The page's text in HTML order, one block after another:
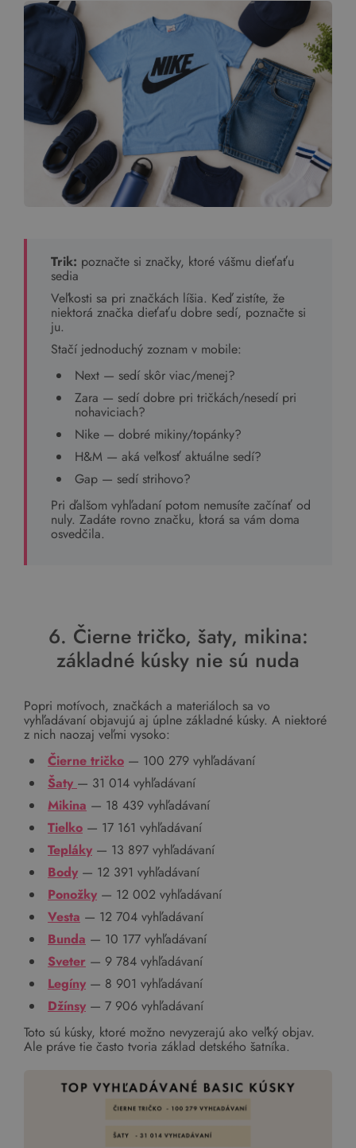
Trik: poznačte si značky, ktoré vášmu dieťaťu
sedia
Veľkosti sa pri značkách líšia. Keď zistíte, že
niektorá značka dieťaťu dobre sedí, poznačte si
ju.
Stačí jednoduchý zoznam v mobile:
Next — sedí skôr viac/menej?
Zara — sedí dobre pri tričkách/nesedí pri
nohaviciach?
Nike — dobré mikiny/topánky?
H&M — aká veľkosť aktuálne sedí?
Gap — sedí strihovo?
Pri ďalšom vyhľadaní potom nemusíte začínať od
nuly. Zadáte rovno značku, ktorá sa vám doma
osvedčila.
6. Čierne tričko, šaty, mikina:
základné kúsky nie sú nuda
Popri motívoch, značkách a materiáloch sa vo
vyhľadávaní objavujú aj úplne základné kúsky. A niektoré
z nich naozaj veľmi vysoko:
Čierne tričko — 100 279 vyhľadávaní
Šaty — 31 014 vyhľadávaní
Mikina — 18 439 vyhľadávaní
Tielko — 17 161 vyhľadávaní
Tepláky — 13 897 vyhľadávaní
Body — 12 391 vyhľadávaní
Ponožky — 12 002 vyhľadávaní
Vesta — 12 704 vyhľadávaní
Bunda — 10 177 vyhľadávaní
Sveter — 9 784 vyhľadávaní
Legíny — 8 901 vyhľadávaní
Džínsy — 7 906 vyhľadávaní
Toto sú kúsky, ktoré možno nevyzerajú ako veľký objav.
Ale práve tie často tvoria základ detského šatníka.